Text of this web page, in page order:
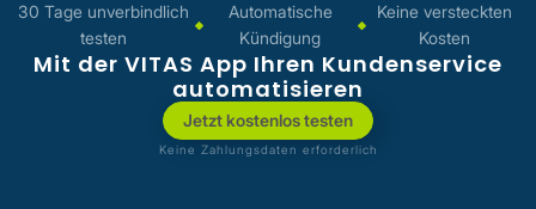
bekannter zu machen und die
digitale Praxis-Kommunikation
aktiv mitzugestalten. Dabei bringt
sie ihre Leidenschaft für
modernes Marketing ein, um die
Vorteile der Plattform für Praxen
30 Tage unverbindlich
testen
Automatische
Kündigung
Keine versteckten
Kosten
Mit der VITAS App Ihren Kundenservice
automatisieren
Jetzt kostenlos testen
Keine Zahlungsdaten erforderlich